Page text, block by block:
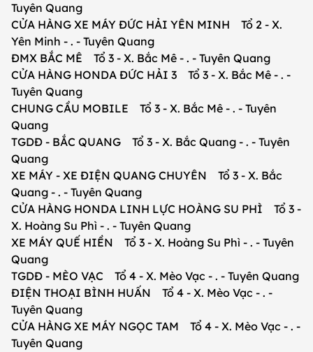
Tuyên Quang
CỬA HÀNG XE MÁY ĐỨC HẢI YÊN MINH Tổ 2 - X.
Yên Minh - . - Tuyên Quang
ĐMX BẮC MÊ Tổ 3 - X. Bắc Mê - . - Tuyên Quang
CỬA HÀNG HONDA ĐỨC HẢI 3 Tổ 3 - X. Bắc Mê - . -
Tuyên Quang
CHUNG CẦU MOBILE Tổ 3 - X. Bắc Mê - . - Tuyên
Quang
TGDĐ - BẮC QUANG Tổ 3 - X. Bắc Quang - . - Tuyên
Quang
XE MÁY - XE ĐIỆN QUANG CHUYÊN Tổ 3 - X. Bắc
Quang - . - Tuyên Quang
CỬA HÀNG HONDA LINH LỰC HOÀNG SU PHÌ Tổ 3 -
X. Hoàng Su Phì - . - Tuyên Quang
XE MÁY QUẾ HIỀN Tổ 3 - X. Hoàng Su Phì - . - Tuyên
Quang
TGDĐ - MÈO VẠC Tổ 4 - X. Mèo Vạc - . - Tuyên Quang
ĐIỆN THOẠI BÌNH HUẤN Tổ 4 - X. Mèo Vạc - . -
Tuyên Quang
CỬA HÀNG XE MÁY NGỌC TAM Tổ 4 - X. Mèo Vạc - . -
Tuyên Quang